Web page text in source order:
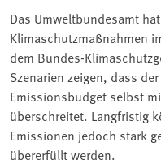
Das Umweltbundesamt
Klimaschutzmaßnahmen
dem Bundes-
Szenarien zeigen, dass
Emissionsbudget selbst
überschreitet. Langfristig
Emissionen jedoch stark
übererfüllt werden.